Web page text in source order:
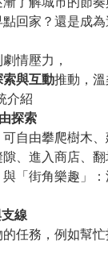
回家？還是成為
情壓力，
與互動推動，溫
介紹
探索
自由攀爬樹木、
、進入商店、翻
「街角樂趣」
線
任務，例如幫